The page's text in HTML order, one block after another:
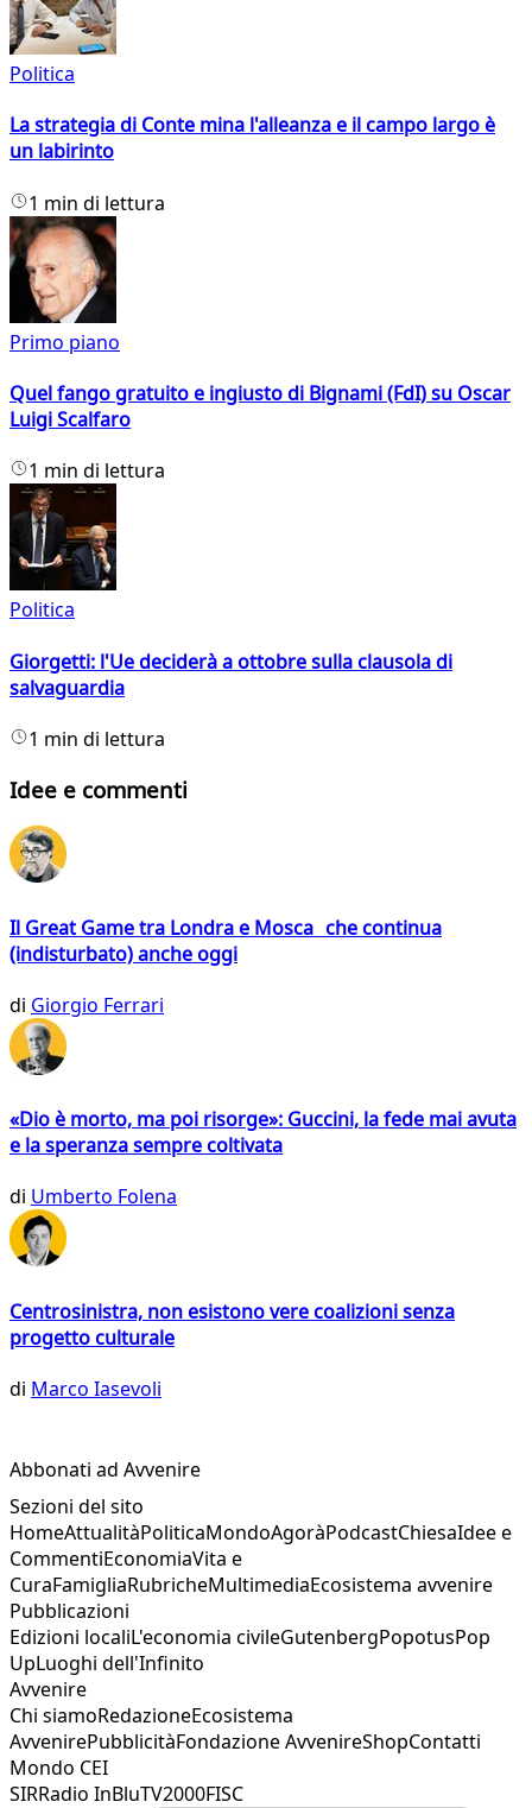
Politica
La strategia di Conte mina l'alleanza e il campo largo è
un labirinto
1 min di lettura
Primo piano
Quel fango gratuito e ingiusto di Bignami (FdI) su Oscar
Luigi Scalfaro
1 min di lettura
Politica
Giorgetti: l'Ue deciderà a ottobre sulla clausola di
salvaguardia
1 min di lettura
Idee e commenti
Il Great Game tra Londra e Mosca che continua
(indisturbato) anche oggi
di Giorgio Ferrari
«Dio è morto, ma poi risorge»: Guccini, la fede mai avuta
e la speranza sempre coltivata
di Umberto Folena
Centrosinistra, non esistono vere coalizioni senza
progetto culturale
di Marco Iasevoli
Abbonati ad Avvenire
Sezioni del sito
HomeAttualitàPoliticaMondoAgoràPodcastChiesaIdee e
CommentiEconomiaVita e
CuraFamigliaRubricheMultimediaEcosistema avvenire
Pubblicazioni
Edizioni localiL'economia civileGutenbergPopotusPop
UpLuoghi dell'Infinito
Avvenire
Chi siamoRedazioneEcosistema
AvvenirePubblicitàFondazione AvvenireShopContatti
Mondo CEI
SIRRadio InBluTV2000FISC